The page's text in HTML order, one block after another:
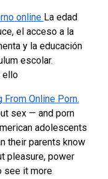
online La edad
el acceso a la
y la educación
escolar.
ello
From Online Porn.
sex — and porn
adolescents
their parents know
pleasure, power
see it more